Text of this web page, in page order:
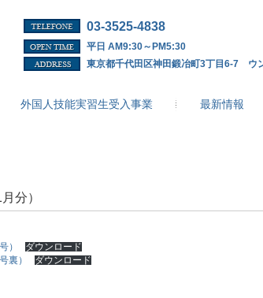
03-3525-4838
平日 AM9:30～PM5:30
東京都千代田区神田鍛冶町3丁目6-7 ウ
外国人技能実習生受入事業 最新情報
分）
）
ダウンロード
裏）
ダウンロード